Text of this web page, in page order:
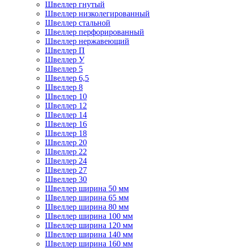
Швеллер гнутый
Швеллер низколегированный
Швеллер стальной
Швеллер перфорированный
Швеллер нержавеющий
Швеллер П
Швеллер У
Швеллер 5
Швеллер 6,5
Швеллер 8
Швеллер 10
Швеллер 12
Швеллер 14
Швеллер 16
Швеллер 18
Швеллер 20
Швеллер 22
Швеллер 24
Швеллер 27
Швеллер 30
Швеллер ширина 50 мм
Швеллер ширина 65 мм
Швеллер ширина 80 мм
Швеллер ширина 100 мм
Швеллер ширина 120 мм
Швеллер ширина 140 мм
Швеллер ширина 160 мм